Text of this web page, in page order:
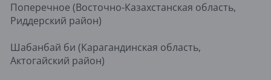
Поперечное (Восточно-Казахстанская область,
Риддерский район)
Шабанбай би (Карагандинская область,
Актогайский район)